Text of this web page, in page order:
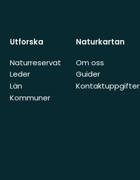
Utforska
Naturreservat
Leder
Län
Kommuner
Naturkartan
Om oss
Guider
Kontaktuppgifter